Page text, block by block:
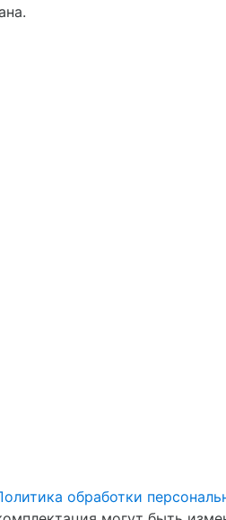
обработки